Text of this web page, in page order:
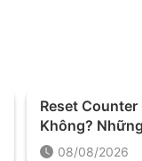
Reset
Không?
Trước Khi
08/08/2026